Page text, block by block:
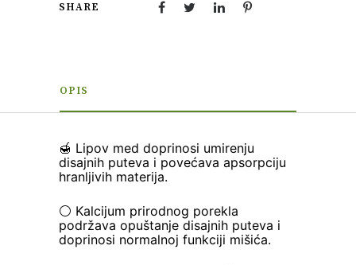
SHARE
OPIS
🍯 Lipov med doprinosi umirenju
disajnih puteva i povećava apsorpciju
hranljivih materija.
⚪ Kalcijum prirodnog porekla
podržava opuštanje disajnih puteva i
doprinosi normalnoj funkciji mišića.